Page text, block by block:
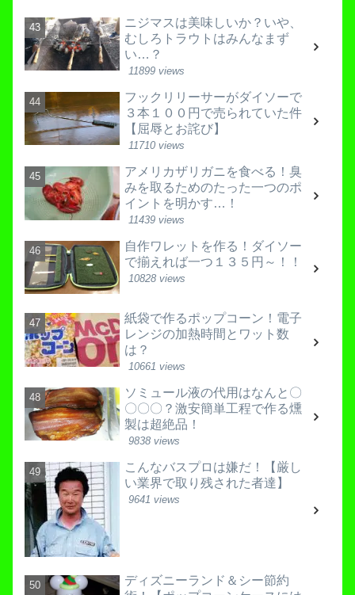
ニジマスは美味しいか？いや、
むしろトラウトはみんなまず
い…？
11899 views
フックリリーサーがダイソーで
３本１００円で売られていた件
【屈辱とお詫び】
11710 views
アメリカザリガニを食べる！臭
みを取るためのたった一つのポ
イントを明かす…！
11439 views
自作ワレットを作る！ダイソー
で揃えれば一つ１３５円～！！
10828 views
紙袋で作るポップコーン！電子
レンジの加熱時間とワット数
は？
10661 views
ソミュール液の代用はなんと〇
〇〇〇？激安簡単工程で作る燻
製は超絶品！
9838 views
こんなバスプロは嫌だ！【厳し
い業界で取り残された者達】
9641 views
ディズニーランド＆シー節約